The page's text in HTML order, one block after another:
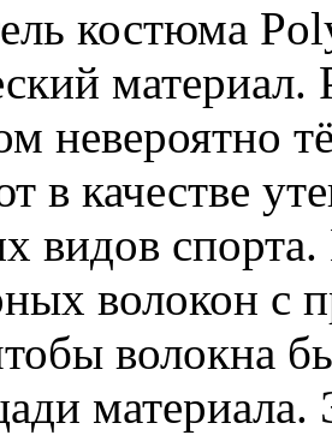
костюма
невероятно
в качестве
видов
волокон с
волокна
материала.